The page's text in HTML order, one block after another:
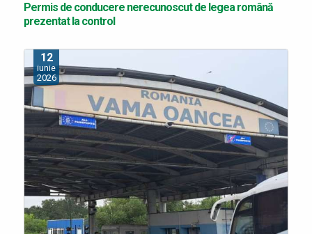
Permis de conducere nerecunoscut de legea română
prezentat la control
12
iunie
2026